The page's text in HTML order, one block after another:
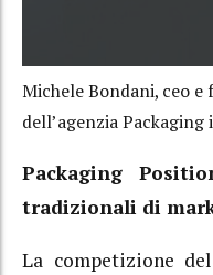
Michele Bondani, ceo e
dell’agenzia
Packaging
tradizionali di
La competizione